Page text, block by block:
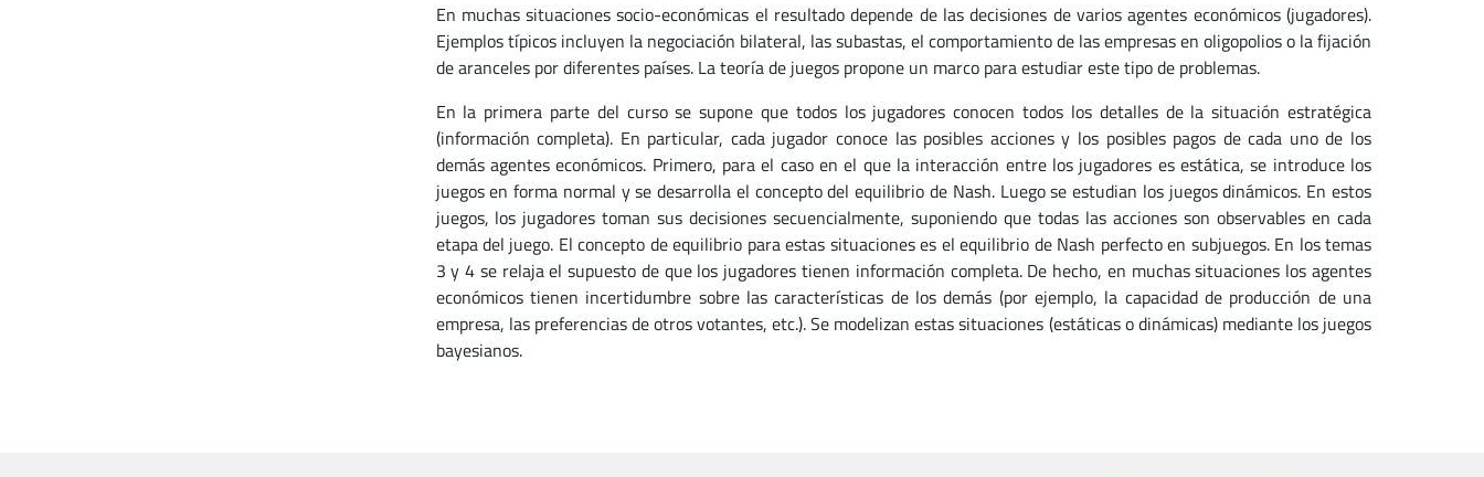
En muchas situaciones socio-económicas el resultado depende de las decisiones de varios agentes económicos (jugadores).
Ejemplos típicos incluyen la negociación bilateral, las subastas, el comportamiento de las empresas en oligopolios o la fijación
de aranceles por diferentes países. La teoría de juegos propone un marco para estudiar este tipo de problemas.
En la primera parte del curso se supone que todos los jugadores conocen todos los detalles de la situación estratégica
(información completa). En particular, cada jugador conoce las posibles acciones y los posibles pagos de cada uno de los
demás agentes económicos. Primero, para el caso en el que la interacción entre los jugadores es estática, se introduce los
juegos en forma normal y se desarrolla el concepto del equilibrio de Nash. Luego se estudian los juegos dinámicos. En estos
juegos, los jugadores toman sus decisiones secuencialmente, suponiendo que todas las acciones son observables en cada
etapa del juego. El concepto de equilibrio para estas situaciones es el equilibrio de Nash perfecto en subjuegos. En los temas
3 y 4 se relaja el supuesto de que los jugadores tienen información completa. De hecho, en muchas situaciones los agentes
económicos tienen incertidumbre sobre las características de los demás (por ejemplo, la capacidad de producción de una
empresa, las preferencias de otros votantes, etc.). Se modelizan estas situaciones (estáticas o dinámicas) mediante los juegos
bayesianos.